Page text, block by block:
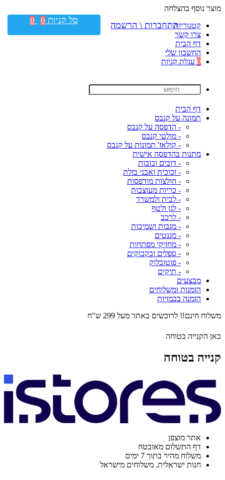
מוצר נוסף בהצלחה
קטגוריות
צרו קשר
דף הבית
החשבון שלי
0 עגלת קניות
דף הבית
תמונה על קנבס
- הדפסה על קנבס
- מולטי קנבס
- קולאז' תמונות על קנבס
מתנות בהדפסה אישית
- דובים ובובות
- זכוכית ואבני בזלת
- חולצות מודפסות
- כריות מעוצבות
- לבית ולמשרד
- לגן ולטף
- לרכב
- מגבות ושמיכות
- מגנטים
- מחזיקי מפתחות
- ספלים ובקבוקים
- פוטובלוק
- תיקים
מבצעים
הזמנות ומשלוחים
הזמנה בכמויות
משלוח חינם!! לרוכשים באתר מעל 299 ש"ח
כאן הקנייה בטוחה
קנייה בטוחה
אתר מוצפן
דף התשלום מאובטח
משלוח מהיר בתוך 7 ימים
חנות ישראלית. משלוחים מישראל
התחברות \ הרשמה סל קניות 0
0